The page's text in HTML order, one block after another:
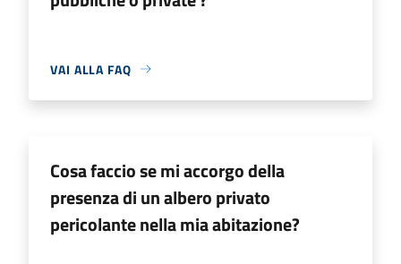
VAI ALLA FAQ
Cosa faccio se mi accorgo della
presenza di un albero privato
pericolante nella mia abitazione?